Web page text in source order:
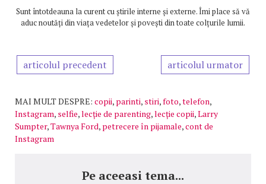
Sunt întotdeauna la curent cu știrile interne și externe. Îmi place să vă
aduc noutăți din viața vedetelor și povești din toate colțurile lumii.
articolul precedent articolul urmator
MAI MULT DESPRE: copii, parinti, stiri,foto,telefon,
Instagram, selfie,lecție de parenting,lecție copii,Larry
Sumpter,Tawnya Ford, petrecere în pijamale,cont de
Instagram
Pe aceeasi tema...